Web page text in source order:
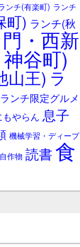
ンチ(有楽町) ランチ
町) ランチ(秋
・西新
谷町)
山王) ラ
ランチ限定グルメ
やらん 息子
機械学習・ディープ
自作物 読書食